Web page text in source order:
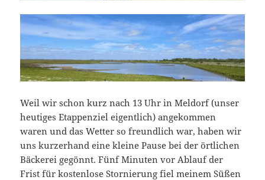
Weil wir schon kurz nach 13 Uhr in Meldorf (unser
heutiges Etappenziel eigentlich) angekommen
waren und das Wetter so freundlich war, haben wir
uns kurzerhand eine kleine Pause bei der örtlichen
Bäckerei gegönnt. Fünf Minuten vor Ablauf der
Frist für kostenlose Stornierung fiel meinem Süßen